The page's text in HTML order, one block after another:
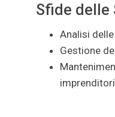
Sfide delle
Analisi
Gestione